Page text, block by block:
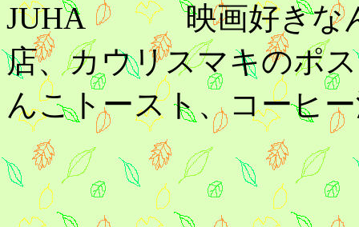
JUHA 映画好きなん
店、カウリスマキのポ
んこトースト、コーヒ